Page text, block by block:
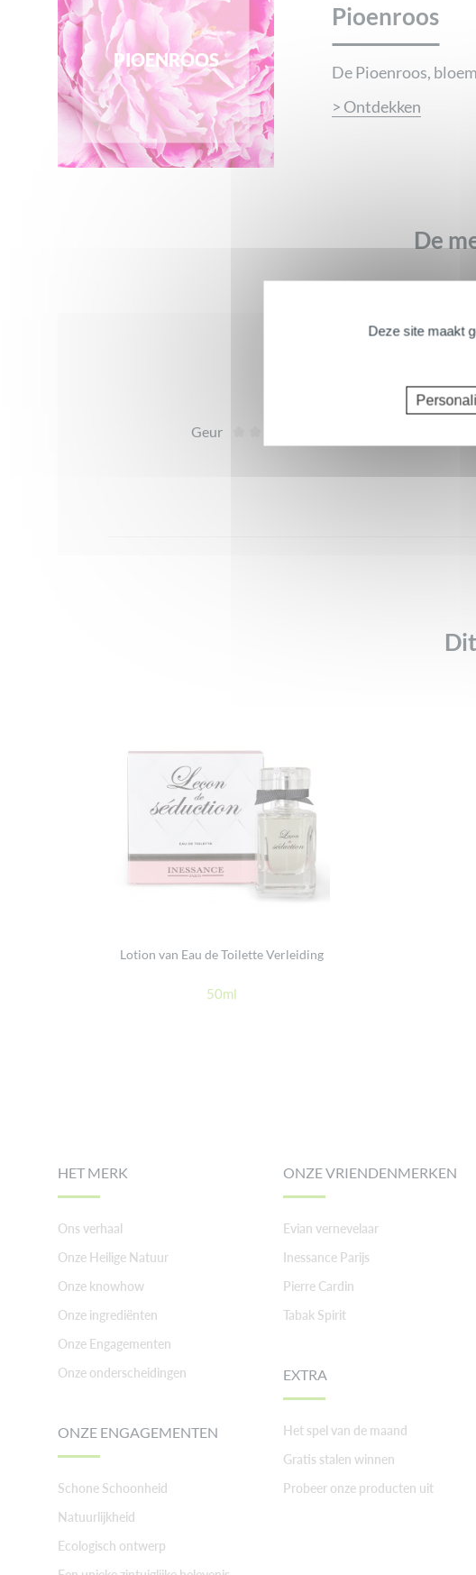
PIOENROOS
Pioenroos
De Pioenroos,
> Ontdekken
De
Geur
Lotion van Eau de Toilette Verleiding
50ml
HET MERK
Ons verhaal
Onze Heilige Natuur
Onze knowhow
Onze ingrediënten
Onze Engagementen
Onze onderscheidingen
ONZE ENGAGEMENTEN
Schone Schoonheid
Natuurlijkheid
Ecologisch ontwerp
ONZE VRIENDENMERKEN
Evian vernevelaar
Inessance Parijs
Pierre Cardin
Tabak Spirit
EXTRA
Het spel van de maand
Gratis stalen winnen
Probeer onze producten uit
Deze site maakt